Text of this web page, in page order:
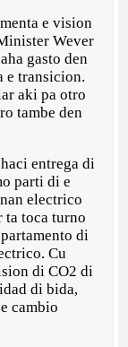
e vision
Wever
gasto den
e transicion.
aki pa otro
tambe den
entrega di
parti di e
electrico
ta toca turno
di
Cu
di CO2 di
di bida,
cambio